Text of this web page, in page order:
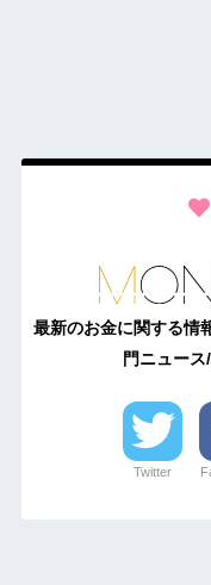
最新のお金に関する情
門ニュー
Twitter